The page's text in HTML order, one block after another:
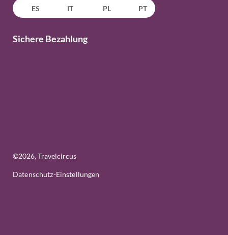
ES IT PL PT
Sichere Bezahlung
©2026, Travelcircus
Datenschutz-Einstellungen